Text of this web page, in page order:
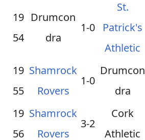
19
54
Drumcon
dra
1-0
St.
Patrick's
Athletic
19
55
Shamrock
Rovers
1-0
Drumcon
dra
19
56
Shamrock
Rovers
3-2
Cork
Athletic